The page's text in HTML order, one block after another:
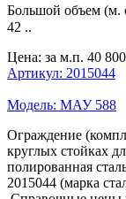
Большой объем
42 ..
Цена: за м.п. 40
Артикул: 2015044
Модель: МАУ 588
Ограждение
круглых стойках
полированная
2015044 (марка